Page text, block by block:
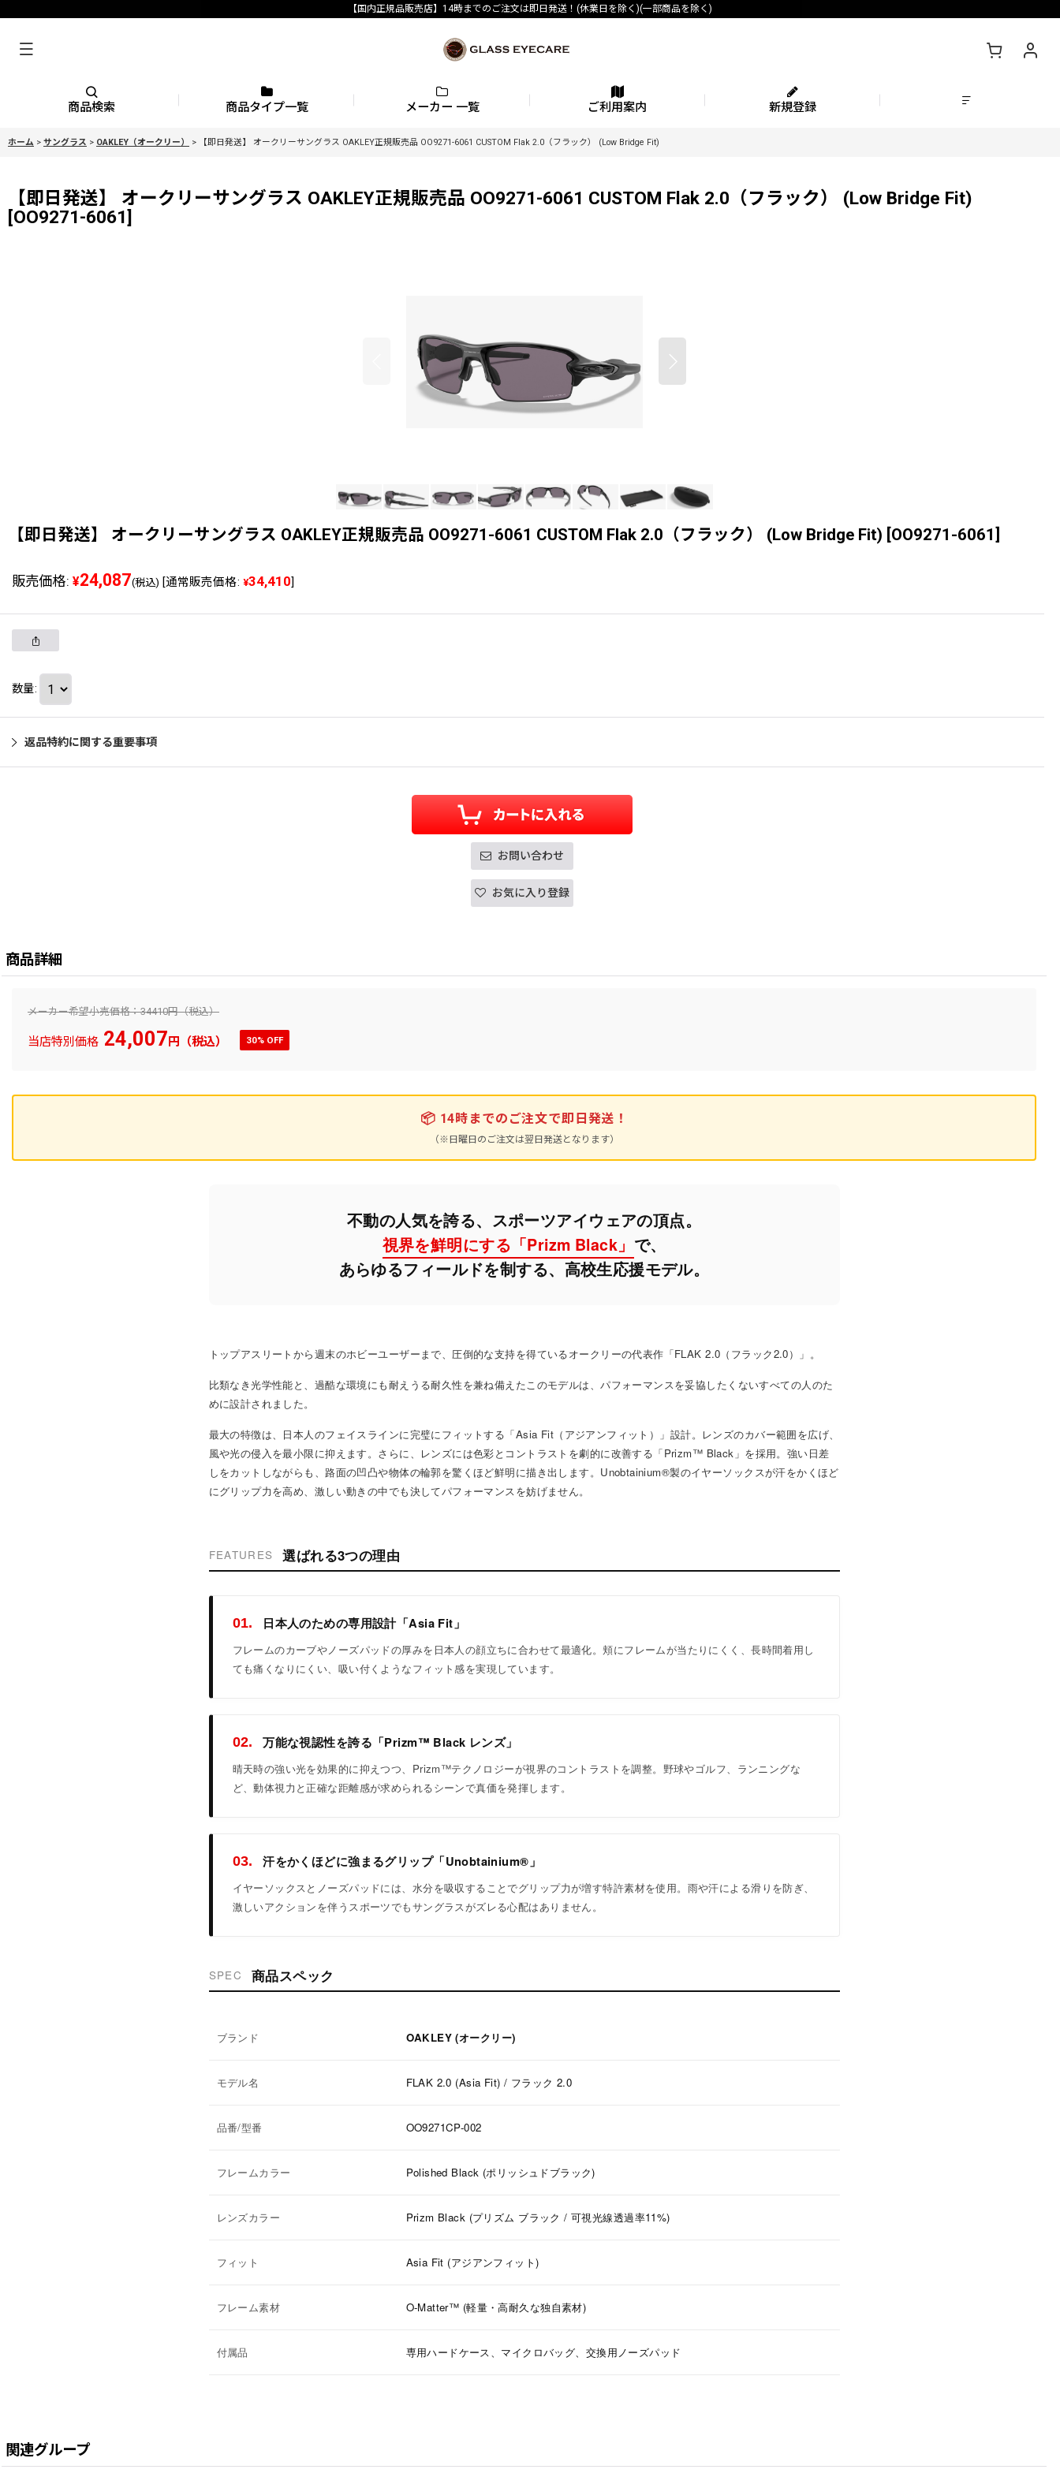
【国内正規品販売店】14時までのご注文は即日発送！(休業日を除く)(一部商品を除く)
商品検索 商品タイプ一覧 メーカー 一覧 ご利用案内 新規登録
ホーム > サングラス > OAKLEY（オークリー） > 【即日発送】 オークリーサングラス OAKLEY正規販売品 OO9271-6061 CUSTOM Flak 2.0（フラック） (Low Bridge Fit)
【即日発送】 オークリーサングラス OAKLEY正規販売品 OO9271-6061 CUSTOM Flak 2.0（フラック） (Low Bridge Fit)
[OO9271-6061]
【即日発送】 オークリーサングラス OAKLEY正規販売品 OO9271-6061 CUSTOM Flak 2.0（フラック） (Low Bridge Fit) [OO9271-6061]
販売価格: ¥24,087(税込) [通常販売価格: ¥34,410]
数量:
返品特約に関する重要事項
お問い合わせ
お気に入り登録
商品詳細
メーカー希望小売価格：34410円（税込）
当店特別価格 24,007 円（税込） 30% OFF
📦 14時までのご注文で即日発送！
（※日曜日のご注文は翌日発送となります）
不動の人気を誇る、スポーツアイウェアの頂点。
視界を鮮明にする「Prizm Black」 で、
あらゆるフィールドを制する、高校生応援モデル。
トップアスリートから週末のホビーユーザーまで、圧倒的な支持を得ているオークリーの代表作「FLAK 2.0（フラック2.0）」。
比類なき光学性能と、過酷な環境にも耐えうる耐久性を兼ね備えたこのモデルは、パフォーマンスを妥協したくないすべての人のた
めに設計されました。
最大の特徴は、日本人のフェイスラインに完璧にフィットする「Asia Fit（アジアンフィット）」設計。レンズのカバー範囲を広げ、
風や光の侵入を最小限に抑えます。さらに、レンズには色彩とコントラストを劇的に改善する「Prizm™ Black」を採用。強い日差
しをカットしながらも、路面の凹凸や物体の輪郭を驚くほど鮮明に描き出します。Unobtainium®製のイヤーソックスが汗をかくほど
にグリップ力を高め、激しい動きの中でも決してパフォーマンスを妨げません。
FEATURES 選ばれる3つの理由
01. 日本人のための専用設計「Asia Fit」
フレームのカーブやノーズパッドの厚みを日本人の顔立ちに合わせて最適化。頬にフレームが当たりにくく、長時間着用し
ても痛くなりにくい、吸い付くようなフィット感を実現しています。
02. 万能な視認性を誇る「Prizm™ Black レンズ」
晴天時の強い光を効果的に抑えつつ、Prizm™テクノロジーが視界のコントラストを調整。野球やゴルフ、ランニングな
ど、動体視力と正確な距離感が求められるシーンで真価を発揮します。
03. 汗をかくほどに強まるグリップ「Unobtainium®」
イヤーソックスとノーズパッドには、水分を吸収することでグリップ力が増す特許素材を使用。雨や汗による滑りを防ぎ、
激しいアクションを伴うスポーツでもサングラスがズレる心配はありません。
SPEC 商品スペック
ブランド OAKLEY (オークリー)
モデル名 FLAK 2.0 (Asia Fit) / フラック 2.0
品番/型番 OO9271CP-002
フレームカラー Polished Black (ポリッシュドブラック)
レンズカラー Prizm Black (プリズム ブラック / 可視光線透過率11%)
フィット Asia Fit (アジアンフィット)
フレーム素材 O-Matter™ (軽量・高耐久な独自素材)
付属品 専用ハードケース、マイクロバッグ、交換用ノーズパッド
関連グループ